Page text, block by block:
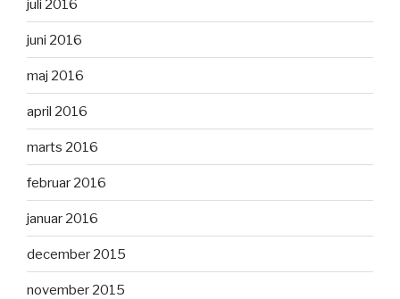
juli 2016
juni 2016
maj 2016
april 2016
marts 2016
februar 2016
januar 2016
december 2015
november 2015